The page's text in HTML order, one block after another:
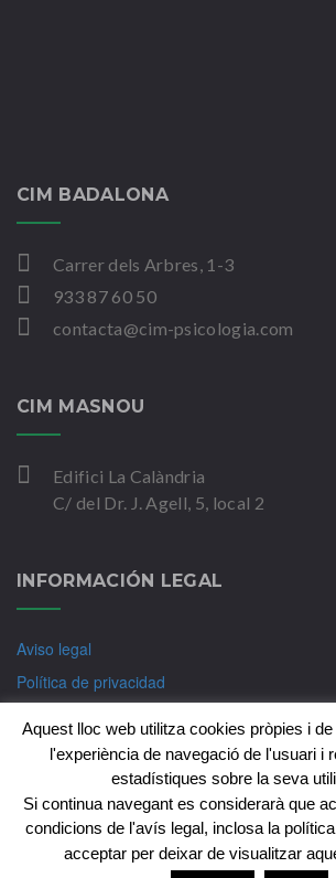
CIM BADALONA
Carrer dels Arbres, 1-3
933 87 60 50
contacta@cim-psicologia.com
CIM MASNOU
Edifici La Calàndria
C/ del Dr. J. Agell, 5, local 2
INFORMACIÓN LEGAL
Aviso legal
Política de privacidad
Copyright © CIM-Psicologia
drets reservats
Aquest lloc web utilitza cookies pròpies i
l'experiència de navegació de l'usuari i
estadístiques sobre la seva
Si continua navegant es considerarà que
condicions de l'avís legal, inclosa la
acceptar per deixar de visualitzar